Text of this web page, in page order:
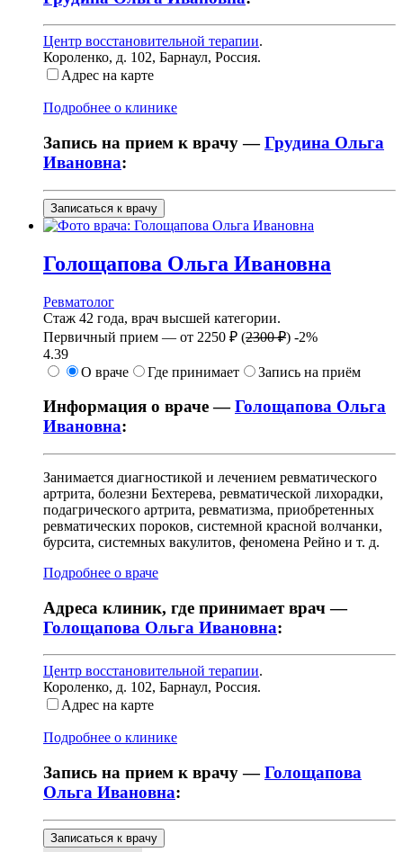
Центр восстановительной терапии.
Короленко, д. 102, Барнаул, Россия.
Адрес на карте
Подробнее о клинике
Запись на прием к врачу —Грудина Ольга
Ивановна:
Записаться к врачу
Голощапова Ольга Ивановна
Ревматолог
Стаж 42 года, врач высшей категории.
Первичный прием — от 2250 ₽ (2300 ₽) -2%
4.39
О враче
Где принимает Запись на приём
Информация о враче —Голощапова Ольга
Ивановна:
Занимается диагностикой и лечением ревматического
артрита, болезни Бехтерева, ревматической лихорадки,
подагрического артрита, ревматизма, приобретенных
ревматических пороков, системной красной волчанки,
бурсита, системных вакулитов, феномена Рейно и т. д.
Подробнее о враче
Адреса клиник, где принимает врач —
Голощапова Ольга Ивановна:
Центр восстановительной терапии.
Короленко, д. 102, Барнаул, Россия.
Адрес на карте
Подробнее о клинике
Запись на прием к врачу —Голощапова
Ольга Ивановна:
Записаться к врачу